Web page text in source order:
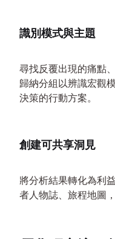
識別模式與主題
尋找反覆出現的痛點
歸納分組以辨識宏觀
決策的行動方案。
創建可共享洞見
將分析結果轉化為利
者人物誌、旅程地圖